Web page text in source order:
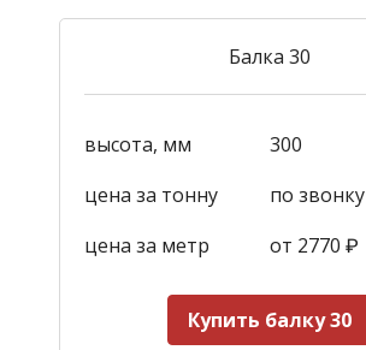
Балка 30
высота, мм
300
цена за тонну
по звонку
цена за метр
от 2770 ₽
Купить балку 30